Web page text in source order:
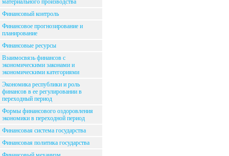
материального производства
Финансовый контроль
Финансовое прогнозирование и
планирование
Финансовые ресурсы
Взаимосвязь финансов с
экономическими законами и
экономическими категориями
Экономика республики и роль
финансов в ее регулировании в
переходный период
Формы финансового оздоровления
экономики в переходной период
Финансовая система государства
Финансовая политика государства